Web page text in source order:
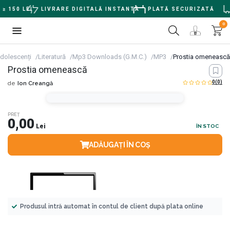
150 LEI LIVRARE DIGITALĂ INSTANTĂ PLATĂ SECURIZATĂ
0
Literatură Mp3 Downloads (G.M.C.) MP3 Prostia omenească
Prostia omenească
de Ion Creangă 0(0)
PREȚ
0,00 Lei ÎN STOC
ADĂUGAȚI ÎN COȘ
Produsul intră automat în contul de client după plata online